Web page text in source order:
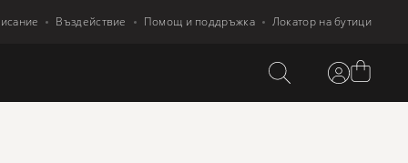
Въздействие Помощ и поддръжка Локатор на бутици